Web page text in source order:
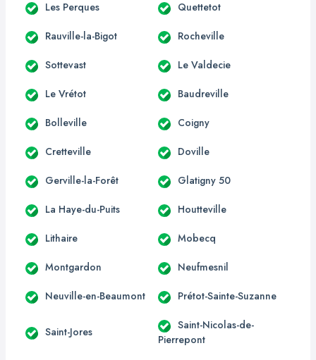
Les Perques Quettetot
Rauville-la-Bigot Rocheville
Sottevast Le Valdecie
Le Vrétot Baudreville
Bolleville Coigny
Cretteville Doville
Gerville-la-Forêt Glatigny 50
La Haye-du-Puits Houtteville
Lithaire Mobecq
Montgardon Neufmesnil
Neuville-en-Beaumont Prétot-Sainte-Suzanne
Saint-Jores
Saint-Nicolas-de-
Pierrepont